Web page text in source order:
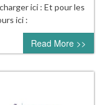
ici : Et pour les
ici :
Read More >>